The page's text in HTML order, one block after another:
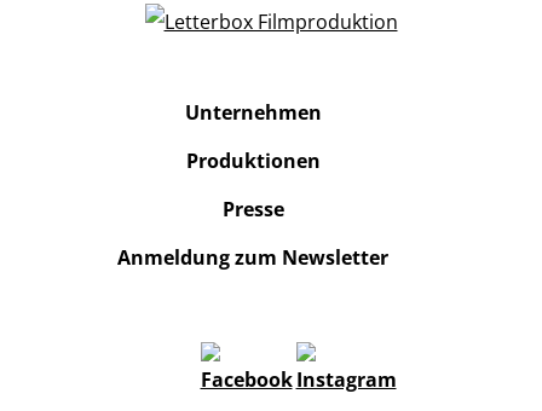
Unternehmen
Produktionen
Presse
Anmeldung zum Newsletter